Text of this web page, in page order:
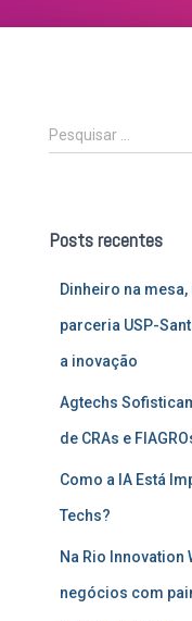
P
e
i
Pesquisar …
Posts recentes
Dinheiro na
parceria USP-
a inovação
Agtechs
de CRAs e
Como a IA Está
Techs?
Na Rio Innovation
negócios com